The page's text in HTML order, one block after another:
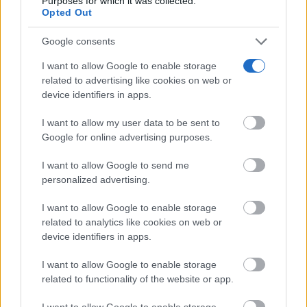
Opted Out
Google consents
I want to allow Google to enable storage
related to advertising like cookies on web or
device identifiers in apps.
I want to allow my user data to be sent to
Google for online advertising purposes.
I want to allow Google to send me
personalized advertising.
I want to allow Google to enable storage
related to analytics like cookies on web or
device identifiers in apps.
I want to allow Google to enable storage
related to functionality of the website or app.
Un verdadero MMORPG de la vieja escuela ¡Cómo los
de antes, pero mejor!
DISCOVER WITH
Últimas noticias